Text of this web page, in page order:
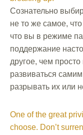
Сознательно
не то же самое,
что вы в режиме
поддержание
другое, чем
развиваться
разрывать их или
One of the great
choose. Don’t